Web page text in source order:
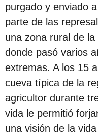
purgado y enviado
parte de las
una zona rural de
donde pasó varios
extremas. A los 15
cueva típica de la
agricultor durante
vida le permitió
una visión de la